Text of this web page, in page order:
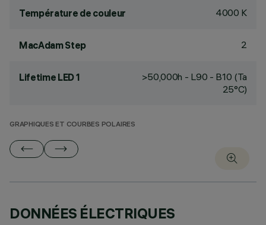
Température de couleur 4000 K
MacAdam Step 2
Lifetime LED 1
>50,000h - L90 - B10 (Ta
25°C)
GRAPHIQUES ET COURBES POLAIRES
DONNÉES ÉLECTRIQUES